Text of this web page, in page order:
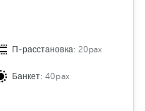
П-расстановка: 20pax
Банкет:40pax